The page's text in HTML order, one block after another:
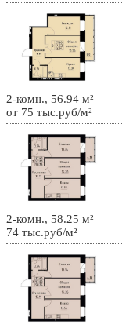
2-комн., 56.94 м²
от 75 тыс.руб/м²
2-комн., 58.25 м²
74 тыс.руб/м²